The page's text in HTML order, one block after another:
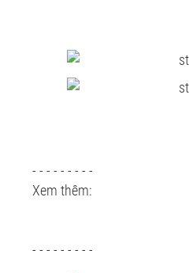
- - - - - - - - -
Xem thêm:
- - - - - - - - -